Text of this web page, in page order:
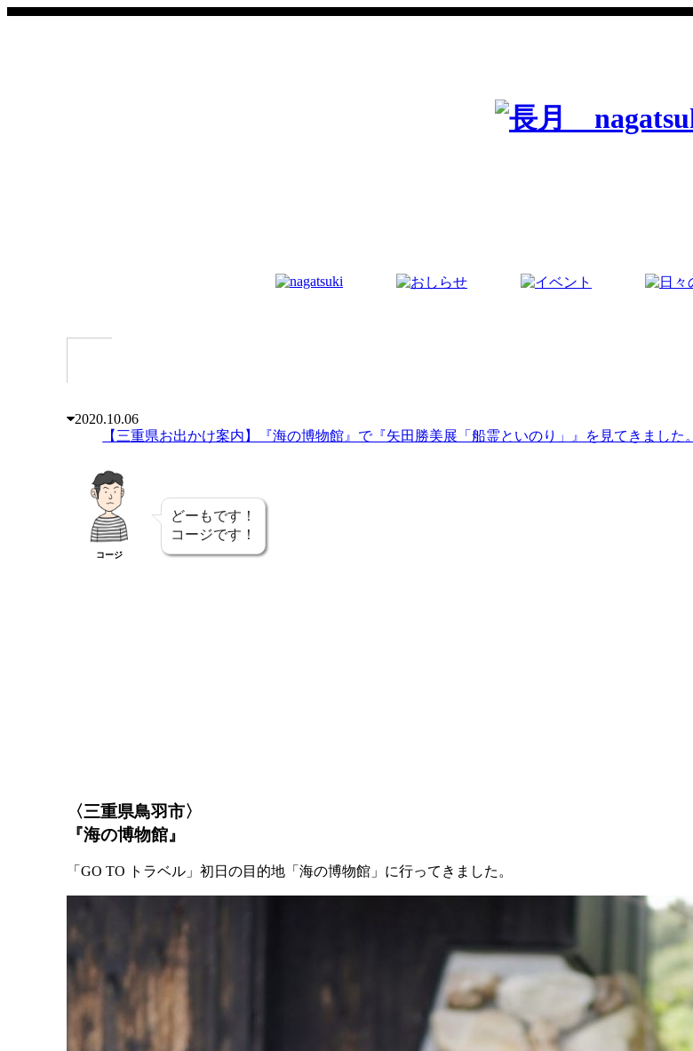
2020.10.06
【三重県お出かけ案内】『海の博物館』で『矢田勝美展「船霊といのり」』を見てきました。
コージ
どーもです！
コージです！
〈三重県鳥羽市〉
『海の博物館』
「GO TO トラベル」初日の目的地「海の博物館」に行ってきました。